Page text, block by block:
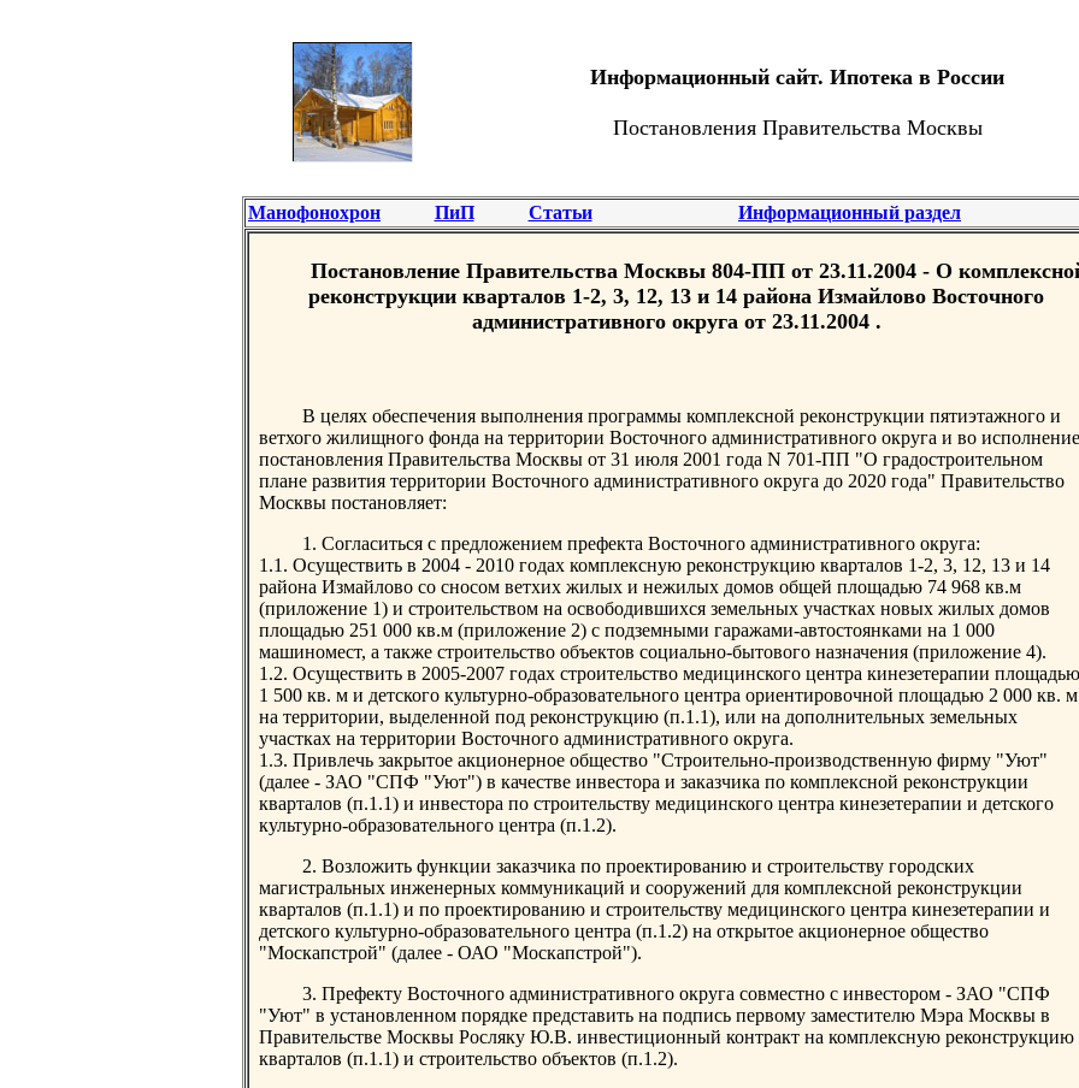
Информационный сайт. Ипотека в России
Постановления Правительства Москвы
Манофонохрон ПиП Статьи Информационный раздел
Постановление Правительства Москвы 804-ПП от 23.11.2004 - О
реконструкции кварталов 1-2, 3, 12, 13 и 14 района Измайлово Восточного
административного округа от 23.11.2004 .
В целях обеспечения выполнения программы комплексной реконструкции пятиэтажного и
ветхого жилищного фонда на территории Восточного административного округа и во исполнение
постановления Правительства Москвы от 31 июля 2001 года N 701-ПП "О градостроительном
плане развития территории Восточного административного округа до 2020 года" Правительство
Москвы постановляет:
1. Согласиться с предложением префекта Восточного административного округа:
1.1. Осуществить в 2004 - 2010 годах комплексную реконструкцию кварталов 1-2, 3, 12, 13 и 14
района Измайлово со сносом ветхих жилых и нежилых домов общей площадью 74 968 кв.м
(приложение 1) и строительством на освободившихся земельных участках новых жилых домов
площадью 251 000 кв.м (приложение 2) с подземными гаражами-автостоянками на 1 000
машиномест, а также строительство объектов социально-бытового назначения (приложение 4).
1.2. Осуществить в 2005-2007 годах строительство медицинского центра кинезетерапии площадью
1 500 кв. м и детского культурно-образовательного центра ориентировочной площадью 2 000 кв. м
на территории, выделенной под реконструкцию (п.1.1), или на дополнительных земельных
участках на территории Восточного административного округа.
1.3. Привлечь закрытое акционерное общество "Строительно-производственную фирму "Уют"
(далее - ЗАО "СПФ "Уют") в качестве инвестора и заказчика по комплексной реконструкции
кварталов (п.1.1) и инвестора по строительству медицинского центра кинезетерапии и детского
культурно-образовательного центра (п.1.2).
2. Возложить функции заказчика по проектированию и строительству городских
магистральных инженерных коммуникаций и сооружений для комплексной реконструкции
кварталов (п.1.1) и по проектированию и строительству медицинского центра кинезетерапии и
детского культурно-образовательного центра (п.1.2) на открытое акционерное общество
"Москапстрой" (далее - ОАО "Москапстрой").
3. Префекту Восточного административного округа совместно с инвестором - ЗАО "СПФ
"Уют" в установленном порядке представить на подпись первому заместителю Мэра Москвы в
Правительстве Москвы Росляку Ю.В. инвестиционный контракт на комплексную реконструкцию
кварталов (п.1.1) и строительство объектов (п.1.2).